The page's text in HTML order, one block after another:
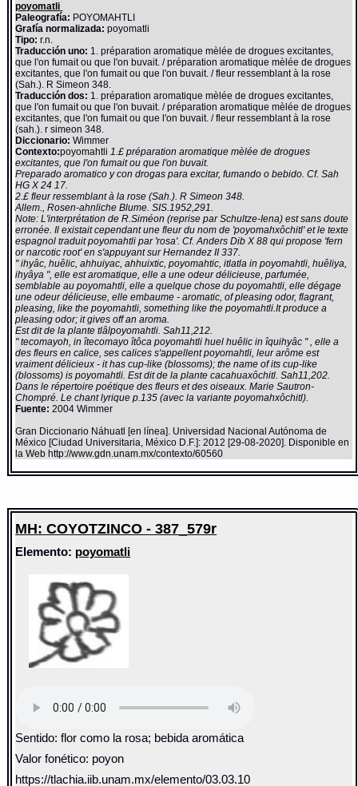
poyomatli
Paleografía: POYOMAHTLI
Grafía normalizada: poyomatli
Tipo: r.n.
Traducción uno: 1. préparation aromatique mèlée de drogues excitantes,
que l'on fumait ou que l'on buvait. / préparation aromatique mèlée de drogues
excitantes, que l'on fumait ou que l'on buvait. / fleur ressemblant à la rose
(Sah.). R Simeon 348.
Traducción dos: 1. préparation aromatique mèlée de drogues excitantes,
que l'on fumait ou que l'on buvait. / préparation aromatique mèlée de drogues
excitantes, que l'on fumait ou que l'on buvait. / fleur ressemblant à la rose
(sah.). r simeon 348.
Diccionario:Wimmer
Contexto:poyomahtli1.£ préparation aromatique mèlée de drogues
excitantes, que l'on fumait ou que l'on buvait.
Preparado aromatico y con drogas para excitar, fumando o bebido. Cf. Sah
HG X 24 17.
2.£ fleur ressemblant à la rose (Sah.). R Simeon 348.
Allem., Rosen-ahnliche Blume. SIS.1952,291.
Note: L'interprétation de R.Siméon (reprise par Schultze-Iena) est sans doute
erronée. Il existait cependant une fleur du nom de 'poyomahxôchitl' et le texte
espagnol traduit poyomahtli par 'rosa'. Cf. Anders Dib X 88 qui propose 'fern
or narcotic root' en s'appuyant sur Hernandez II 337.
" ihyâc, huêlic, ahhuiyac, ahhuixtic, poyomahtic, itlatla in poyomahtli, huêliya,
ihyâya ", elle est aromatique, elle a une odeur délicieuse, parfumée,
semblable au poyomahtli, elle a quelque chose du poyomahtli, elle dégage
une odeur délicieuse, elle embaume - aromatic, of pleasing odor, flagrant,
pleasing, like the poyomahtli, something like the poyomahtli.It produce a
pleasing odor; it gives off an aroma.
Est dit de la plante tlâlpoyomahtli. Sah11,212.
" tecomayoh, in îtecomayo îtôca poyomahtli huel huêlic in îquihyâc " , elle a
des fleurs en calice, ses calices s'appellent poyomahtli, leur arôme est
vraiment délicieux - it has cup-like (blossoms); the name of its cup-like
(blossoms) is poyomahtli. Est dit de la plante cacahuaxôchitl. Sah11,202.
Dans le répertoire poétique des fleurs et des oiseaux. Marie Sautron-
Chompré. Le chant lyrique p.135 (avec la variante poyomahxôchitl).
Fuente: 2004 Wimmer
Gran Diccionario Náhuatl [en línea]. Universidad Nacional Autónoma de
México [Ciudad Universitaria, México D.F.]: 2012 [29-08-2020]. Disponible en
la Web http://www.gdn.unam.mx/contexto/60560
MH: COYOTZINCO - 387_579r
Elemento: poyomatli
Sentido: flor como la rosa; bebida aromática
Valor fonético: poyon
https://tlachia.iib.unam.mx/elemento/03.03.10